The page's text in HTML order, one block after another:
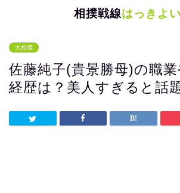
相撲戦線はっきよい
大相撲
佐藤純子(貴景勝母)の職
経歴は？美人すぎると話